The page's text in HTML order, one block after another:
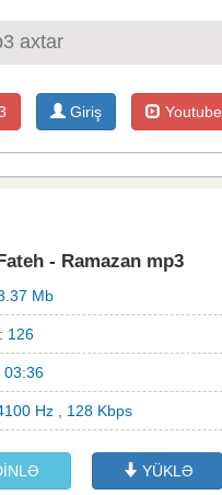
Giriş
- Ramazan mp3
Mb
126
03:36
Hz , 128 Kbps
YÜKLƏ